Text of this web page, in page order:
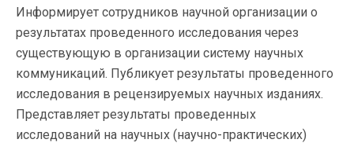
Информирует сотрудников научной организации о
результатах проведенного исследования через
существующую в организации систему научных
коммуникаций. Публикует результаты проведенного
исследования в рецензируемых научных изданиях.
Представляет результаты проведенных
исследований на научных (научно-практических)